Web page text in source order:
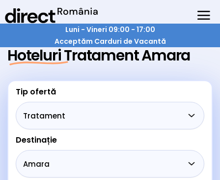
Luni - Vineri 09:00 - 17:00
Acceptăm Carduri de Vacantă
Hoteluri Tratament Amara
Tip ofertă
Destinație